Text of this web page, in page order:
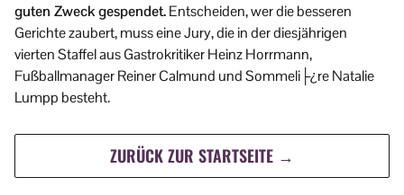
guten Zweck gespendet.Entscheiden, wer die besseren
Gerichte zaubert, muss eine Jury, die in der diesjährigen
vierten Staffel aus Gastrokritiker Heinz Horrmann,
Fußballmanager Reiner Calmund und Sommeli├¿re Natalie
Lumpp besteht.
ZURÜCK ZUR STARTSEITE →